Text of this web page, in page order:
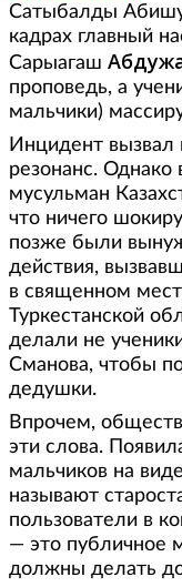
Сатыбалды
кадрах главный
Сарыагаш
проповедь, а
мальчики)
Инцидент
резонанс. Однако
мусульман
что ничего
позже были
действия,
в священном
Туркестанской
делали не
Сманова, чтобы
дедушки.
Впрочем,
эти слова.
мальчиков на
называют
пользователи в
— это публичное
должны делать